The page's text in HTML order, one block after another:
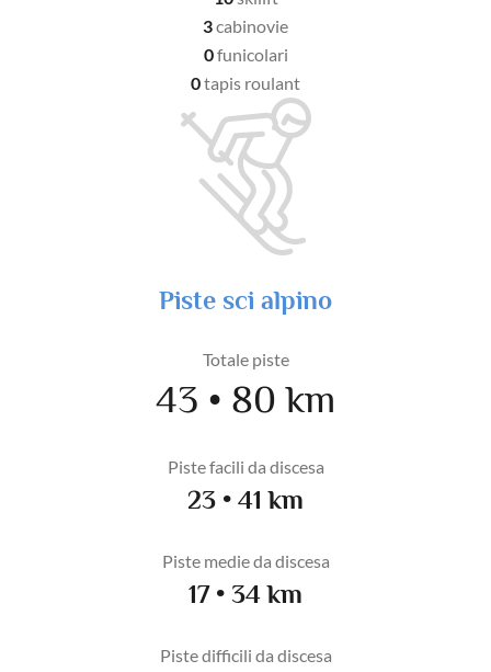
3cabinovie
0funicolari
0tapis roulant
Piste sci alpino
Totale piste
43 • 80 km
Piste facili da discesa
23 • 41 km
Piste medie da discesa
17 • 34 km
Piste difficili da discesa